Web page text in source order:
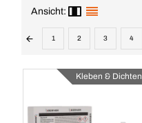
Ansicht:
1 2 3 4
Kleben & Dichten